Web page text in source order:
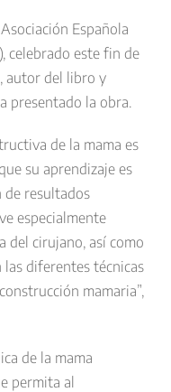
Española
celebrado este fin de
autor del libro y
presentado la obra.
de la mama es
su aprendizaje es
de resultados
especialmente
del cirujano, así como
diferentes técnicas
mamaria”,
de la mama
permita al